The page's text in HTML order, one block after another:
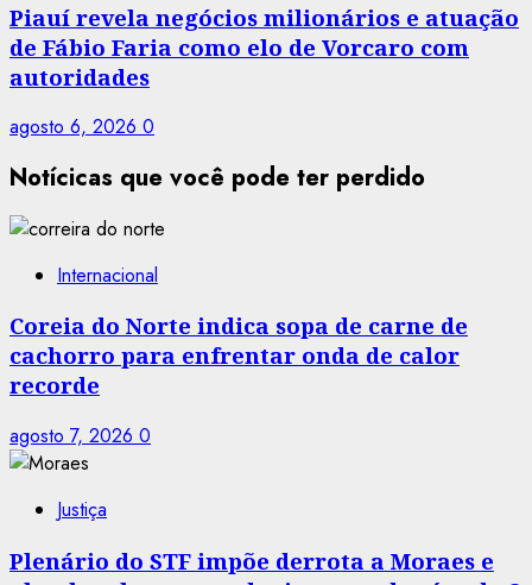
Piauí revela negócios milionários e atuação
de Fábio Faria como elo de Vorcaro com
autoridades
agosto 6, 2026 0
Notícicas que você pode ter perdido
Internacional
Coreia do Norte indica sopa de carne de
cachorro para enfrentar onda de calor
recorde
agosto 7, 2026 0
Justiça
Plenário do STF impõe derrota a Moraes e